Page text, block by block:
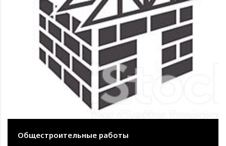
Общестроительные работы